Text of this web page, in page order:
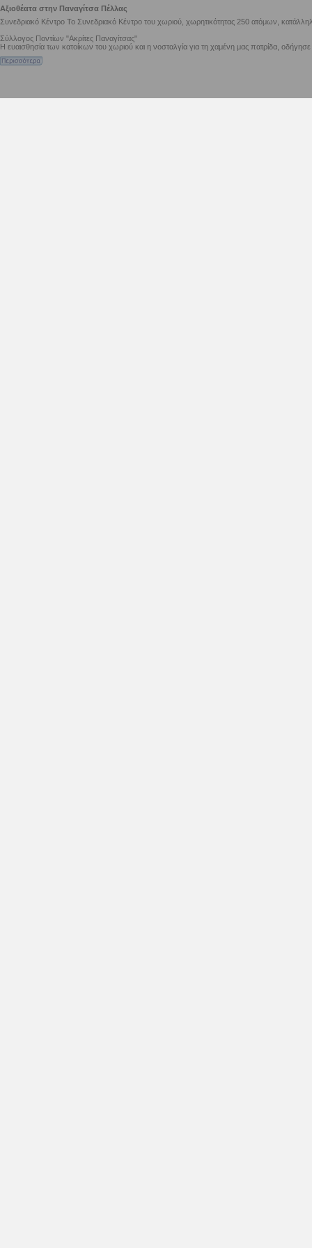
Αξιοθέατα στην Παναγίτσα Πέλλας
Συνεδριακό Κέντρο Το Συνεδριακό Κέντρο του χωριού, χωρητικότητας 250 ατόμων,
Σύλλογος Ποντίων "Ακρίτες Παναγίτσας"
Η ευαισθησία των κατοίκων του χωριού και η νοσταλγία για τη χαμένη μας πατρίδα,